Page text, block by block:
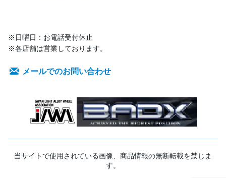
※日曜日：お電話受付休止
※各店舗は営業しております。
メールでのお問い合わせ
当サイトで使用されている画像、商品情報の無断転載を禁じま
す。